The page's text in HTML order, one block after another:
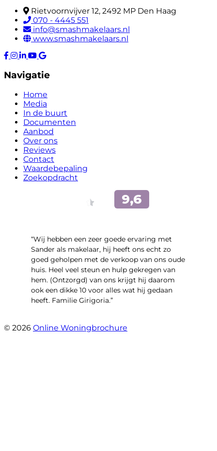
Rietvoornvijver 12, 2492 MP Den Haag
070 - 4445 551
info@smashmakelaars.nl
www.smashmakelaars.nl
Navigatie
Home
Media
In de buurt
Documenten
Aanbod
Over ons
Reviews
Contact
Waardebepaling
Zoekopdracht
“Wij hebben een zeer goede ervaring met
Sander als makelaar, hij heeft ons echt zo
goed geholpen met de verkoop van ons oude
huis. Heel veel steun en hulp gekregen van
hem. (Ontzorgd) van ons krijgt hij daarom
ook een dikke 10 voor alles wat hij gedaan
heeft. Familie Girigoria.”
© 2026 Online Woningbrochure